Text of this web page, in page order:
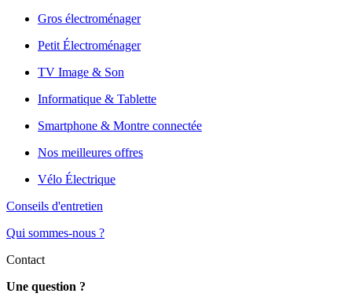
Gros électroménager
Petit Électroménager
TV Image & Son
Informatique & Tablette
Smartphone & Montre connectée
Nos meilleures offres
Vélo Électrique
Conseils d'entretien
Qui sommes-nous ?
Contact
Une question ?